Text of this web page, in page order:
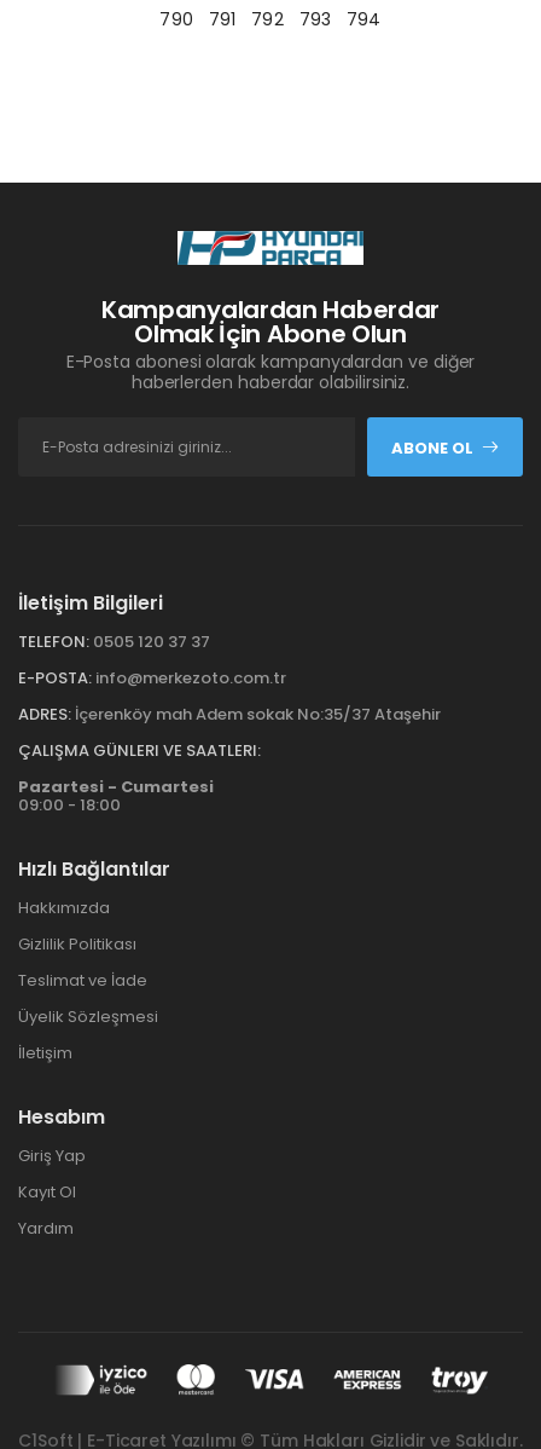
790
791 792 793 794
Kampanyalardan Haberdar
Olmak İçin Abone Olun
E-Posta abonesi olarak kampanyalardan ve diğer
haberlerden haberdar olabilirsiniz.
ABONE OL
İletişim Bilgileri
TELEFON: 0505 120 37 37
E-POSTA: info@merkezoto.com.tr
ADRES: İçerenköy mah Adem sokak No:35/37 Ataşehir
ÇALIŞMA GÜNLERI VE SAATLERI:
Pazartesi - Cumartesi
09:00 - 18:00
Hızlı Bağlantılar
Hakkımızda
Gizlilik Politikası
Teslimat ve İade
Üyelik Sözleşmesi
İletişim
Hesabım
Giriş Yap
Kayıt Ol
Yardım
C1Soft | E-Ticaret Yazılımı © Tüm Hakları Gizlidir ve Saklıdır.